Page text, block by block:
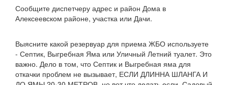
Сообщите диспетчеру адрес и район Дома в
Алексеевском районе, участка или Дачи.
Выясните какой резервуар для приема ЖБО используете
- Септик, Выгребная Яма или Уличный Летний туалет. Это
важно. Дело в том, что Септик и Выгребная яма для
откачки проблем не вызывает, ЕСЛИ ДЛИННА ШЛАНГА И